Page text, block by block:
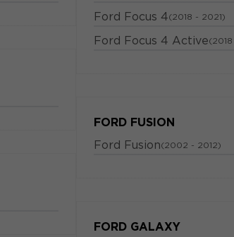
Ford Focus 4(2018 - 2021)
Ford Focus 4 Active
FORD FUSION
Ford Fusion(2002 - 2012)
FORD GALAXY